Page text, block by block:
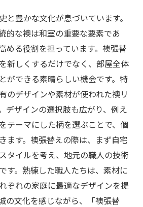
と豊かな文化が息づいています。
的な襖は和室の重要な要素であ
める役割を担っています。襖張替
新しくするだけでなく、部屋全体
ができる素晴らしい機会です。特
のデザインや素材が使われた襖リ
デザインの選択肢も広がり、例え
テーマにした柄を選ぶことで、個
ます。襖張替えの際は、まず自宅
タイルを考え、地元の職人の技術
す。熟練した職人たちは、素材に
ぞれの家庭に最適なデザインを提
の文化を感じながら、「襖張替